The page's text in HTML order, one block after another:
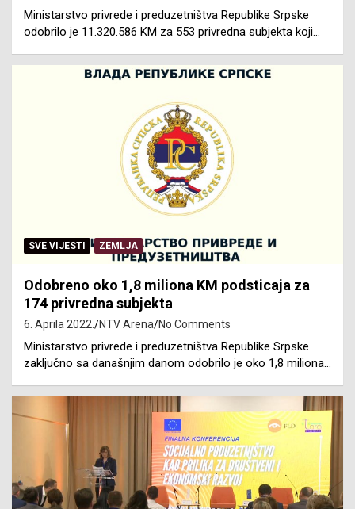
Ministarstvo privrede i preduzetništva Republike Srpske
odobrilo je 11.320.586 KM za 553 privredna subjekta koji…
SVE VIJESTI ZEMLJA
Odobreno oko 1,8 miliona KM podsticaja za
174 privredna subjekta
6. Aprila 2022. NTV Arena No Comments
Ministarstvo privrede i preduzetništva Republike Srpske
zaključno sa današnjim danom odobrilo je oko 1,8 miliona…